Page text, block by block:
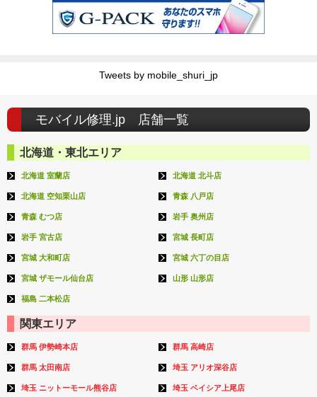
Tweets by mobile_shuri_jp
モバイル修理.jp 店舗一覧
北海道・東北エリア
北海道 室蘭店 北海道 北斗店
北海道 空知栗山店 青森 八戸店
青森 むつ店 岩手 奥州店
岩手 宮古店 宮城 長町店
宮城 大和町店 宮城 六丁の目店
宮城 ザモール仙台店 山形 山形店
福島 二本松店
関東エリア
群馬 伊勢崎本店 群馬 高崎店
群馬 太田南店 埼玉 アリオ深谷店
埼玉 ニットーモール熊谷店 埼玉 ベイシア上尾店